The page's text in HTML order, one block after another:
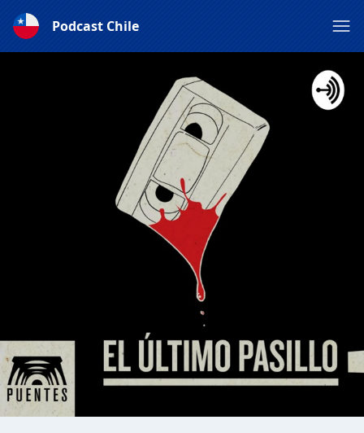
Podcast Chile